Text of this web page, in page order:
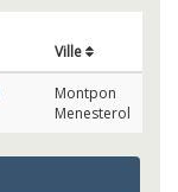
Ville
Montpon
Menesterol